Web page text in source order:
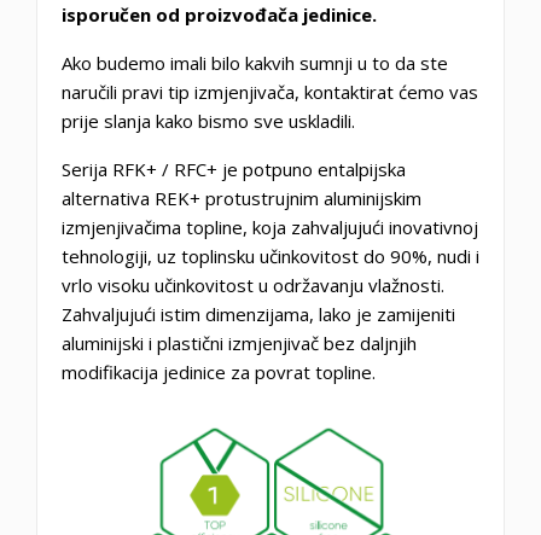
isporučen od proizvođača jedinice.
Ako budemo imali bilo kakvih sumnji u to da ste
naručili pravi tip izmjenjivača, kontaktirat ćemo vas
prije slanja kako bismo sve uskladili.
Serija RFK+ / RFC+ je potpuno entalpijska
alternativa REK+ protustrujnim aluminijskim
izmjenjivačima topline, koja zahvaljujući inovativnoj
tehnologiji, uz toplinsku učinkovitost do 90%, nudi i
vrlo visoku učinkovitost u održavanju vlažnosti.
Zahvaljujući istim dimenzijama, lako je zamijeniti
aluminijski i plastični izmjenjivač bez daljnjih
modifikacija jedinice za povrat topline.